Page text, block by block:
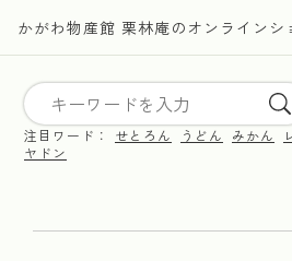
かがわ物産館 栗林庵のオンライン
注目ワード： せとろん うどん みかん
ヤドン